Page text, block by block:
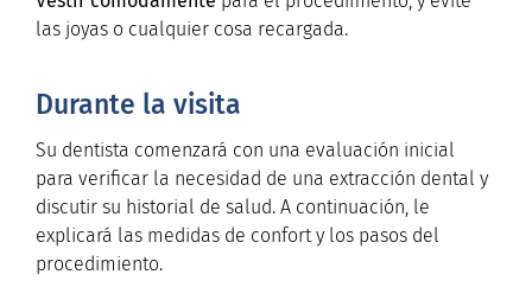
las joyas o cualquier cosa recargada.
Durante la visita
Su dentista comenzará con una evaluación inicial
para verificar la necesidad de una extracción dental y
discutir su historial de salud. A continuación, le
explicará las medidas de confort y los pasos del
procedimiento.